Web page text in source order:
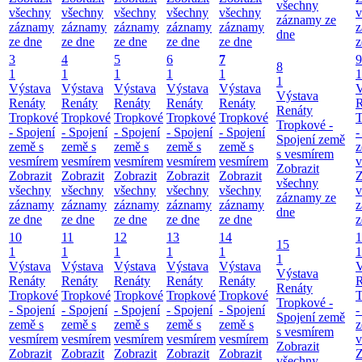
všechny
záznamy
ze dne
všechny
záznamy
ze dne
všechny
záznamy
ze dne
všechny
záznamy
ze dne
všechny
záznamy
ze dne
všechny
záznamy ze
dne
3
1
Výstava
Renáty
Tropkové
- Spojení
země s
vesmírem
Zobrazit
všechny
záznamy
ze dne
4
1
Výstava
Renáty
Tropkové
- Spojení
země s
vesmírem
Zobrazit
všechny
záznamy
ze dne
5
1
Výstava
Renáty
Tropkové
- Spojení
země s
vesmírem
Zobrazit
všechny
záznamy
ze dne
6
1
Výstava
Renáty
Tropkové
- Spojení
země s
vesmírem
Zobrazit
všechny
záznamy
ze dne
7
1
Výstava
Renáty
Tropkové
- Spojení
země s
vesmírem
Zobrazit
všechny
záznamy
ze dne
8
1
Výstava
Renáty
Tropkové -
Spojení země
s vesmírem
Zobrazit
všechny
záznamy ze
dne
9
1
-
10
1
Výstava
Renáty
Tropkové
- Spojení
země s
vesmírem
Zobrazit
11
1
Výstava
Renáty
Tropkové
- Spojení
země s
vesmírem
Zobrazit
12
1
Výstava
Renáty
Tropkové
- Spojení
země s
vesmírem
Zobrazit
13
1
Výstava
Renáty
Tropkové
- Spojení
země s
vesmírem
Zobrazit
14
1
Výstava
Renáty
Tropkové
- Spojení
země s
vesmírem
Zobrazit
15
1
Výstava
Renáty
Tropkové -
Spojení země
s vesmírem
Zobrazit
1
-